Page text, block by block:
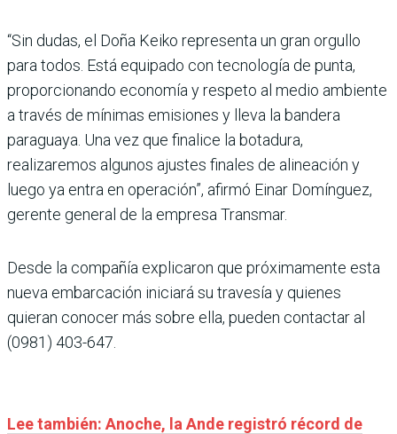
“Sin dudas, el Doña Keiko representa un gran orgullo
para todos. Está equipado con tecnología de punta,
proporcionando economía y respeto al medio ambiente
a través de mínimas emisiones y lleva la bandera
paraguaya. Una vez que finalice la botadura,
realizaremos algunos ajustes finales de alineación y
luego ya entra en operación”, afirmó Einar Domínguez,
gerente general de la empresa Transmar.
Desde la compañía explicaron que próximamente esta
nueva embarcación iniciará su travesía y quienes
quieran conocer más sobre ella, pueden contactar al
(0981) 403-647.
Lee también: Anoche, la Ande registró récord de